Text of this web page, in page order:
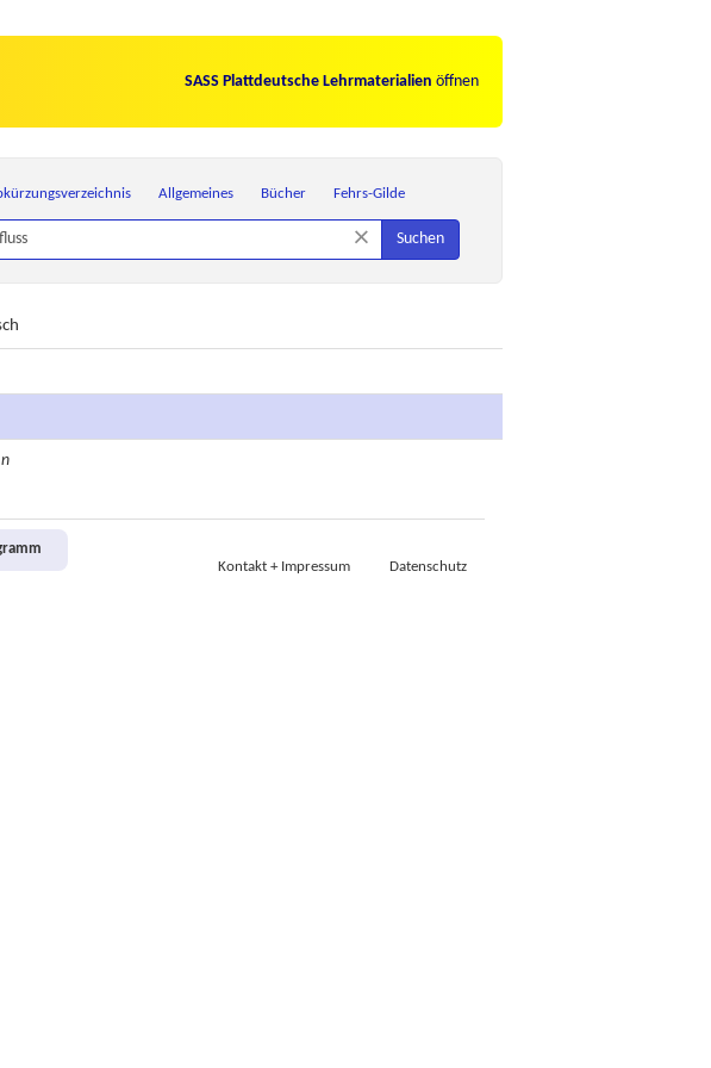
SASS Plattdeutsche Lehrmaterialien öffnen
Allgemeines Bücher Fehrs-Gilde
× Suchen
n
Kontakt + Impressum
Datenschutz